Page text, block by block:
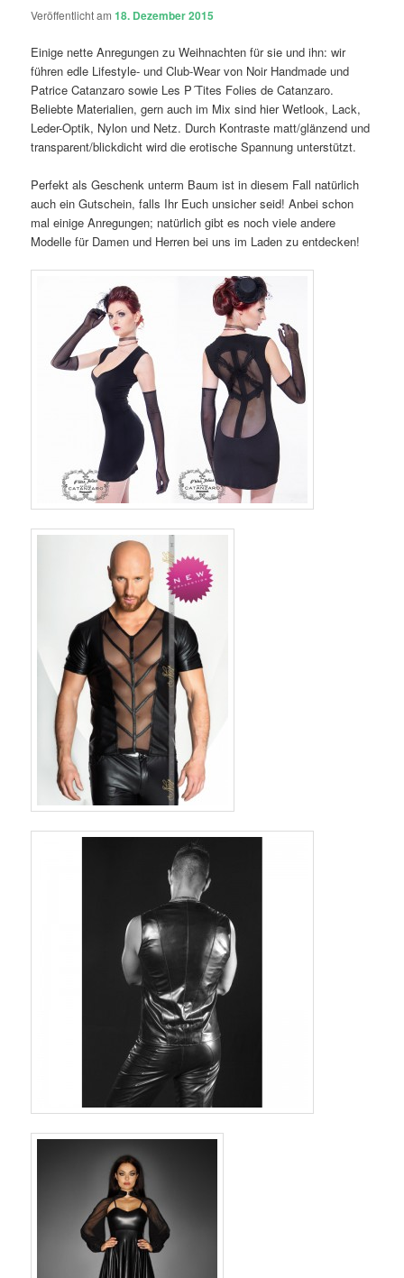
Veröffentlicht am18. Dezember 2015
Einige nette Anregungen zu Weihnachten für sie und ihn: wir
führen edle Lifestyle- und Club-Wear von Noir Handmade und
Patrice Catanzaro sowie Les P´Tites Folies de Catanzaro.
Beliebte Materialien, gern auch im Mix sind hier Wetlook, Lack,
Leder-Optik, Nylon und Netz. Durch Kontraste matt/glänzend und
transparent/blickdicht wird die erotische Spannung unterstützt.
Perfekt als Geschenk unterm Baum ist in diesem Fall natürlich
auch ein Gutschein, falls Ihr Euch unsicher seid! Anbei schon
mal einige Anregungen; natürlich gibt es noch viele andere
Modelle für Damen und Herren bei uns im Laden zu entdecken!